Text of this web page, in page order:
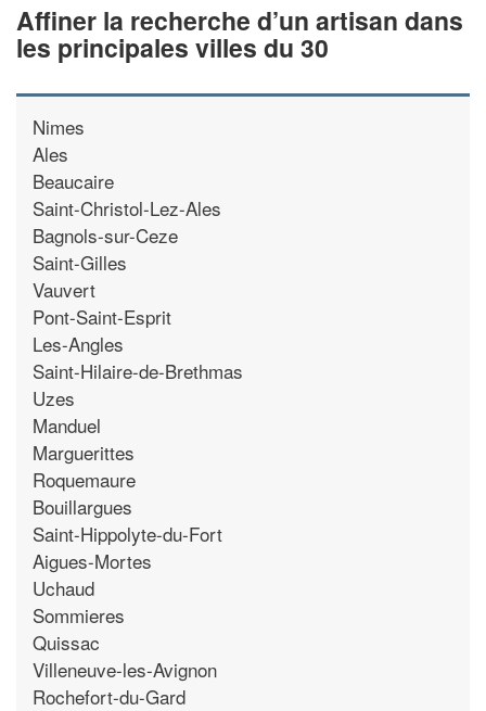
Affiner la recherche d’un artisan dans
les principales villes du 30
Nimes
Ales
Beaucaire
Saint-Christol-Lez-Ales
Bagnols-sur-Ceze
Saint-Gilles
Vauvert
Pont-Saint-Esprit
Les-Angles
Saint-Hilaire-de-Brethmas
Uzes
Manduel
Marguerittes
Roquemaure
Bouillargues
Saint-Hippolyte-du-Fort
Aigues-Mortes
Uchaud
Sommieres
Quissac
Villeneuve-les-Avignon
Rochefort-du-Gard